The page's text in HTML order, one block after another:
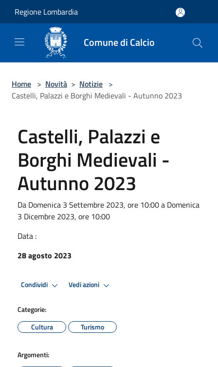
Regione Lombardia
Comune di Calcio
Home > Novità > Notizie >
Castelli, Palazzi e Borghi Medievali - Autunno 2023
Castelli, Palazzi e
Borghi Medievali -
Autunno 2023
Da Domenica 3 Settembre 2023, ore 10:00 a Domenica
3 Dicembre 2023, ore 10:00
Data :
28 agosto 2023
Condividi Vedi azioni
Categorie:
Cultura
Turismo
Argomenti: